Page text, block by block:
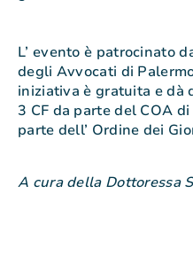
L’ evento è patrocinato
degli Avvocati di
iniziativa è gratuita e dà
3 CF da parte del COA
parte dell’ Ordine dei
A cura della Dottoressa